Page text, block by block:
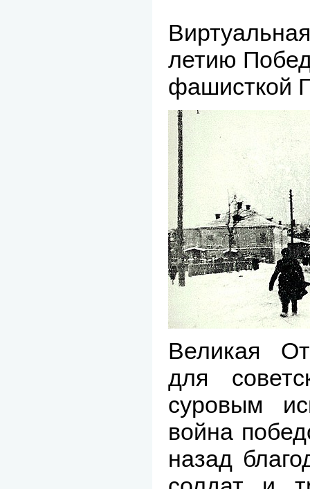
летию
фашисткой
Великая
для
суровым
война
назад